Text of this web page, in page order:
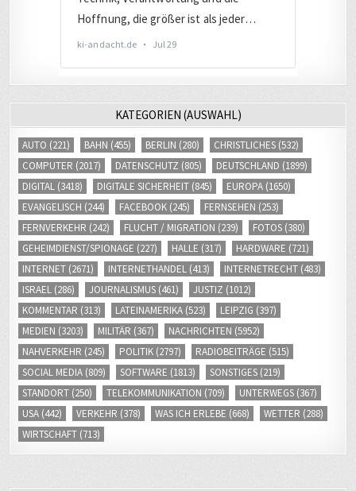
KATEGORIEN (AUSWAHL)
AUTO (221) BAHN (455) BERLIN (280) CHRISTLICHES (532)
COMPUTER (2017) DATENSCHUTZ (805) DEUTSCHLAND (1899)
DIGITAL (3418) DIGITALE SICHERHEIT (845) EUROPA (1650)
EVANGELISCH (244) FACEBOOK (245) FERNSEHEN (253)
FERNVERKEHR (242) FLUCHT / MIGRATION (239) FOTOS (380)
GEHEIMDIENST/SPIONAGE (227) HALLE (317) HARDWARE (721)
INTERNET (2671) INTERNETHANDEL (413) INTERNETRECHT (483)
ISRAEL (286) JOURNALISMUS (461) JUSTIZ (1012)
KOMMENTAR (313) LATEINAMERIKA (523) LEIPZIG (397)
MEDIEN (3203) MILITÄR (367) NACHRICHTEN (5952)
NAHVERKEHR (245) POLITIK (2797) RADIOBEITRÄGE (515)
SOCIAL MEDIA (809) SOFTWARE (1813) SONSTIGES (219)
STANDORT (250) TELEKOMMUNIKATION (709) UNTERWEGS (367)
USA (442) VERKEHR (378) WAS ICH ERLEBE (668) WETTER (288)
WIRTSCHAFT (713)